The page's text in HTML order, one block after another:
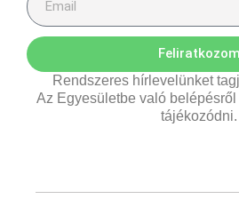
Feliratkozom
Rendszeres hírlevelünket
Az Egyesületbe való belépésről
tájékozódni.